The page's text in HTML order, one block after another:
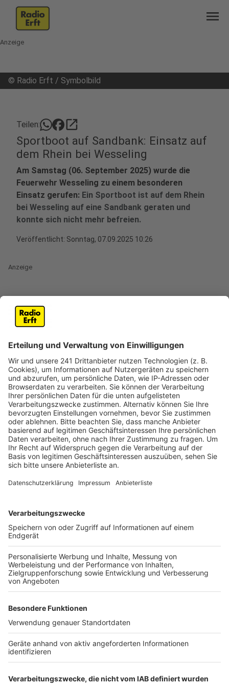
menu
Anzeige
© Radio Erft / Symbolbild
Teilen: open_in_new
Sportboot auf Sandbank: Einsatz auf
dem Rhein bei Wesseling
Am Samstag (06. September 2025) wurde die
Feuerwehr Wesseling zu einem besonderen
Einsatz gerufen: Ein Sportboot ist auf dem Rhein
bei Wesseling auf eine Sandbank geraten und
konnte sich nicht mehr befreien.
Veröffentlicht: Sonntag, 07.09.2025 10:26
Anzeige
Die Feuerwehr Wesseling wurde am Samstag (6.
September) zu einem ungewöhnlichen Einsatz auf den
Rhein gerufen. Ein Sportboot war auf eine Sandbank
gefahren und konnte sich aus eigener Kraft nicht mehr
befreien. Unter dem Einsatzstichwort „Havarie-Unfall“
arbeiteten die Feuerwehr Wesseling, die Feuerwehr
Bonn, die Deutsche Lebens-Rettungs-Gesellschaft
(DLRG) und die Wasserschutzpolizei gemeinsam an der
Bergung des Bootes.
Die Rettungsaktion war auch für die Einsatzkräfte
etwas Besonderes. Die starke Strömung des Rheins
und der laufende Schiffsverkehr machten den Einsatz
für die Rettungskräfte zu einer großen
Herausforderung. Solche Vorfälle können auf dem
Rhein schnell gefährlich werden, weshalb die
Anzeige
Weitere Themen von Rhein und Erft
Kommunalwahlen: Fristen für die Briefwahl im
Kreis
Urabstimmung bei Ford in Köln: Belegschaft
stimmt Stellenabbau zu
Hürther Schüler entwickeln Kommunal-O-Mat